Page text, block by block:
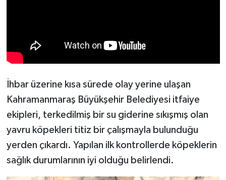
İhbar üzerine kısa sürede olay yerine ulaşan
Kahramanmaraş Büyükşehir Belediyesi itfaiye
ekipleri, terkedilmiş bir su giderine sıkışmış olan
yavru köpekleri titiz bir çalışmayla bulunduğu
yerden çıkardı. Yapılan ilk kontrollerde köpeklerin
sağlık durumlarının iyi olduğu belirlendi.
Genel
Politika
YEREL
BÖLGEDEN